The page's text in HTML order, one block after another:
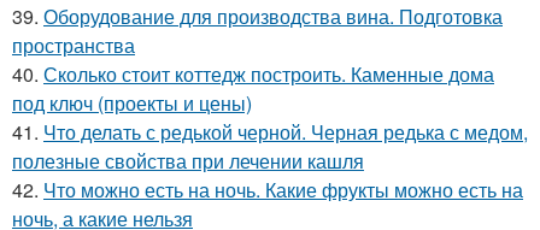
39. Оборудование для производства вина. Подготовка
пространства
40. Сколько стоит коттедж построить. Каменные дома
под ключ (проекты и цены)
41. Что делать с редькой черной. Черная редька с медом,
полезные свойства при лечении кашля
42. Что можно есть на ночь. Какие фрукты можно есть на
ночь, а какие нельзя